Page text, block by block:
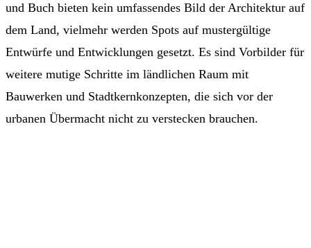
und Buch bieten kein umfassendes Bild der Architektur auf
dem Land, vielmehr werden Spots auf mustergültige
Entwürfe und Entwicklungen gesetzt. Es sind Vorbilder für
weitere mutige Schritte im ländlichen Raum mit
Bauwerken und Stadtkernkonzepten, die sich vor der
urbanen Übermacht nicht zu verstecken brauchen.